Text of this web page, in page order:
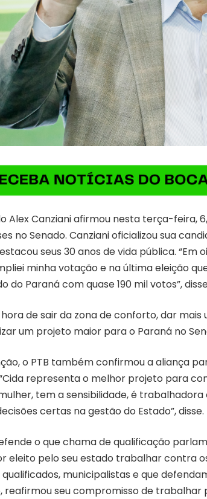
Alex Canziani afirmou nesta terça-feira,
no Senado. Canziani oficializou sua
seus 30 anos de vida pública.
minha votação e na última eleição
do Paraná com quase 190 mil votos”,
hora de sair da zona de conforto, dar
um projeto maior para o Paraná no
o PTB também confirmou a aliança
representa o melhor projeto para
tem a sensibilidade, é
certas na gestão do Estado”, disse.
o que chama de qualificação
eleito pelo seu estado trabalhar contra
municipalistas e que
reafirmou seu compromisso de trabalhar